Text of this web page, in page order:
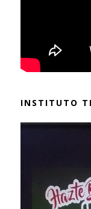
INSTITUTO